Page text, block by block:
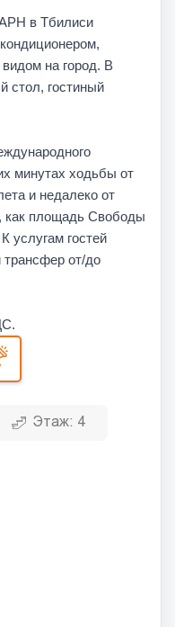
в Тбилиси
на город. В
стол, гостиный
минутах ходьбы от
и недалеко от
как площадь Свободы
услугам гостей
трансфер от/до
Этаж: 4